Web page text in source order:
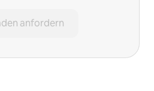
anfordern